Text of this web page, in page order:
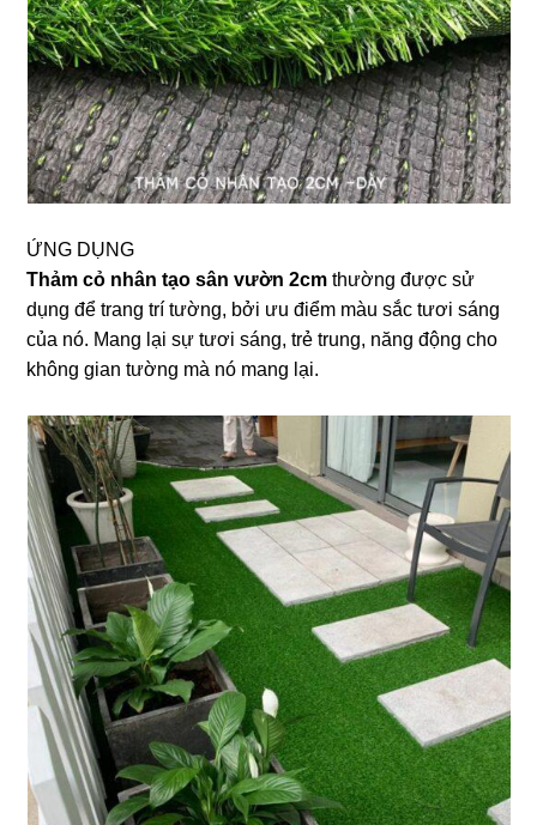
ỨNG DỤNG
Thảm cỏ nhân tạo sân vườn 2cm thường được sử
dụng để trang trí tường, bởi ưu điểm màu sắc tươi sáng
của nó. Mang lại sự tươi sáng, trẻ trung, năng động cho
không gian tường mà nó mang lại.